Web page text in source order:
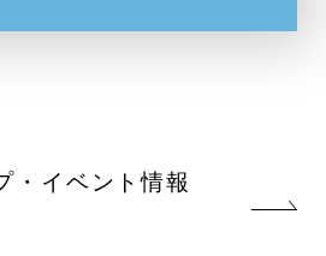
・イベント情報